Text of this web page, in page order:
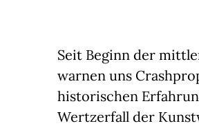
Seit Beginn der
warnen uns
historischen
Wertzerfall der